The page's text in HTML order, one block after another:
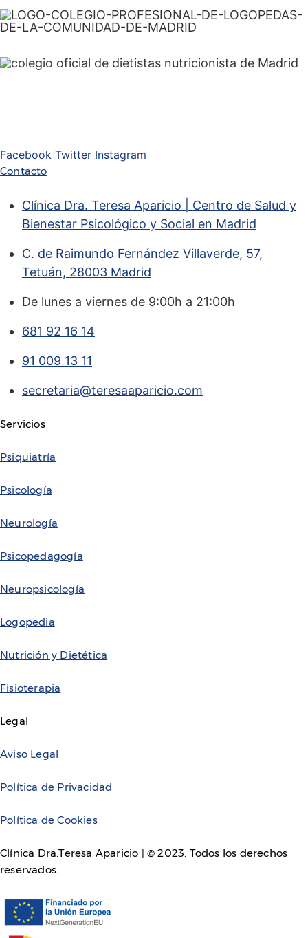
Facebook Twitter Instagram
Contacto
Clínica Dra. Teresa Aparicio | Centro de Salud y
Bienestar Psicológico y Social en Madrid
C. de Raimundo Fernández Villaverde, 57,
Tetuán, 28003 Madrid
De lunes a viernes de 9:00h a 21:00h
681 92 16 14
91 009 13 11
secretaria@teresaaparicio.com
Servicios
Psiquiatría
Psicología
Neurología
Psicopedagogía
Neuropsicología
Logopedia
Nutrición y Dietética
Fisioterapia
Legal
Aviso Legal
Política de Privacidad
Política de Cookies
Clínica Dra.Teresa Aparicio | © 2023. Todos los derechos
reservados.